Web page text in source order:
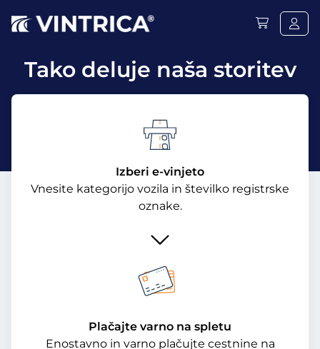
Tako deluje naša storitev
Izberi e-vinjeto
Vnesite kategorijo vozila in številko registrske
oznake.
Plačajte varno na spletu
Enostavno in varno plačujte cestnine na